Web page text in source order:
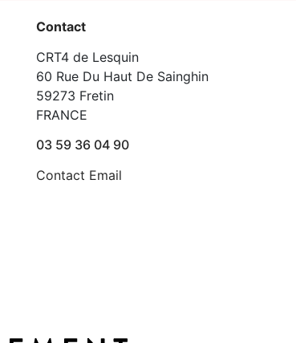
Contact
CRT4 de Lesquin
60 Rue Du Haut De Sainghin
59273 Fretin
FRANCE
03 59 36 04 90
Contact Email